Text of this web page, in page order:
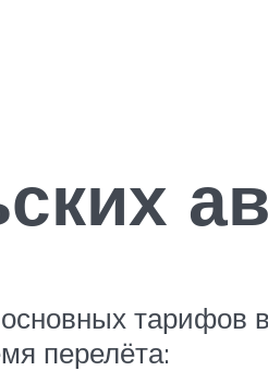
тарифов
перелёта: